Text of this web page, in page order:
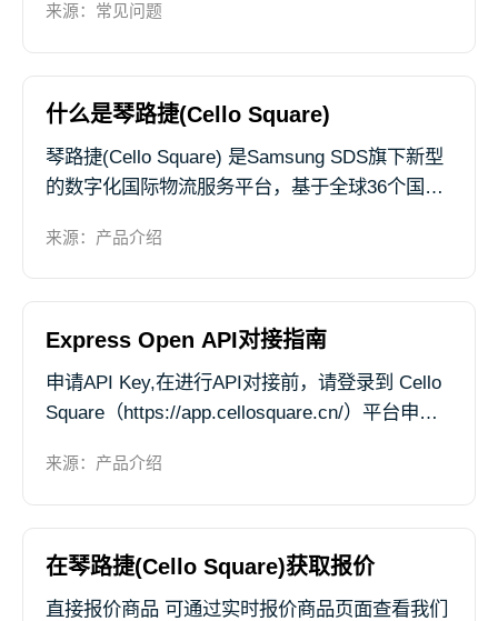
备竞争优势，帮助客户的货物畅达全球，可提供
来源：常见问题
什么是琴路捷(Cello Square)
琴路捷(Cello Square) 是Samsung SDS旗下新型
的数字化国际物流服务平台，基于全球36个国
通过琴路捷(Cello Square) 可迅速便捷地查询报
来源：产品介绍
Express Open API对接指南
申请API Key,在进行API对接前，请登录到 Cello
Square（https://app.cellosquare.cn/）平台申请
页面
来源：产品介绍
在琴路捷(Cello Square)获取报价
直接报价商品 可通过实时报价商品页面查看我们